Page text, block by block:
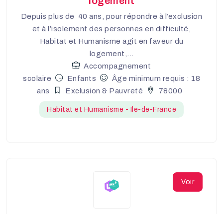
Depuis plus de 40 ans, pour répondre à l’exclusion
et à l’isolement des personnes en difficulté,
Habitat et Humanisme agit en faveur du
logement,...
Accompagnement
scolaire
Enfants
Âge minimum requis : 18
ans
Exclusion & Pauvreté 78000
Habitat et Humanisme - Ile-de-France
Voir